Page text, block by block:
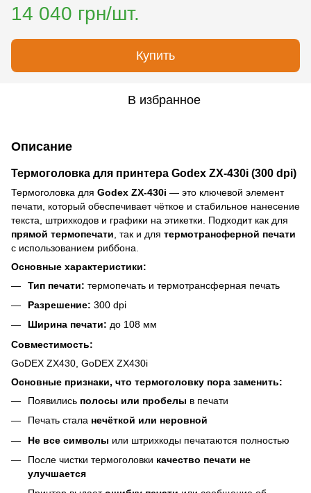
14 040 грн/шт.
Купить
В избранное
Описание
Термоголовка для принтера Godex ZX-430i (300 dpi)
Термоголовка для Godex ZX-430i — это ключевой элемент
печати, который обеспечивает чёткое и стабильное нанесение
текста, штрихкодов и графики на этикетки. Подходит как для
прямой термопечати , так и для термотрансферной печати
с использованием риббона.
Основные характеристики:
Тип печати: термопечать и термотрансферная печать
Разрешение: 300 dpi
Ширина печати: до 108 мм
Совместимость:
GoDEX ZX430, GoDEX ZX430i
Основные признаки, что термоголовку пора заменить:
Появились полосы или пробелы в печати
Печать стала нечёткой или неровной
Не все символы или штрихкоды печатаются полностью
После чистки термоголовки качество печати не
улучшается